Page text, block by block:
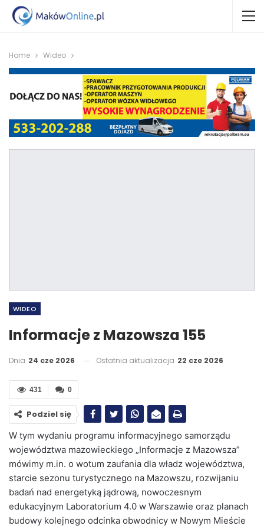
Home Wideo
WIDEO
Informacje z Mazowsza 155
Dnia 24 cze 2026 Ostatnia aktualizacja 22 cze 2026
0
431
Podziel się
W tym wydaniu programu informacyjnego samorządu
województwa mazowieckiego „Informacje z Mazowsza”
mówimy m.in. o wotum zaufania dla władz województwa,
starcie sezonu turystycznego na Mazowszu, rozwijaniu
badań nad energetyką jądrową, nowoczesnym
edukacyjnym Laboratorium 4.0 w Warszawie oraz planach
budowy kolejnego odcinka obwodnicy w Nowym Mieście